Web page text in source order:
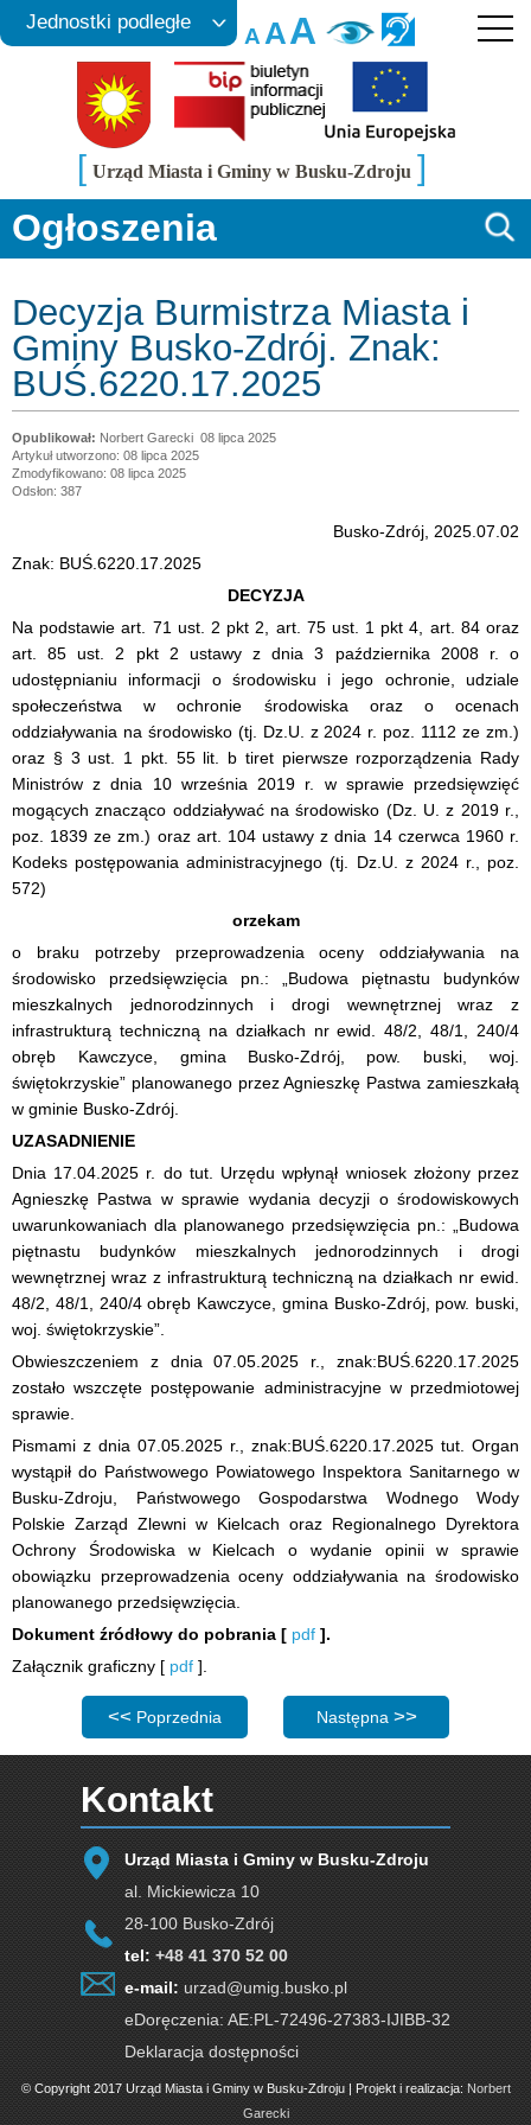
AAA
Jednostki podległe
[ Urząd Miasta i Gminy w Busku-Zdroju ]
Ogłoszenia
Decyzja Burmistrza Miasta i
Gminy Busko-Zdrój. Znak:
BUŚ.6220.17.2025
Norbert Garecki 08 lipca 2025
Artykuł utworzono: 08 lipca 2025
Zmodyfikowano: 08 lipca 2025
Odsłon: 387
Busko-Zdrój, 2025.07.02
Znak: BUŚ.6220.17.2025
DECYZJA
Na podstawie art. 71 ust. 2 pkt 2, art. 75 ust. 1 pkt 4, art. 84 oraz
art. 85 ust. 2 pkt 2 ustawy z dnia 3 października 2008 r. o
udostępnianiu informacji o środowisku i jego ochronie, udziale
społeczeństwa w ochronie środowiska oraz o ocenach
oddziaływania na środowisko (tj. Dz.U. z 2024 r. poz. 1112 ze zm.)
oraz § 3 ust. 1 pkt. 55 lit. b tiret pierwsze rozporządzenia Rady
Ministrów z dnia 10 września 2019 r. w sprawie przedsięwzięć
mogących znacząco oddziaływać na środowisko (Dz. U. z 2019 r.,
poz. 1839 ze zm.) oraz art. 104 ustawy z dnia 14 czerwca 1960 r.
Kodeks postępowania administracyjnego (tj. Dz.U. z 2024 r., poz.
572)
orzekam
o braku potrzeby przeprowadzenia oceny oddziaływania na
środowisko przedsięwzięcia pn.: „Budowa piętnastu budynków
mieszkalnych jednorodzinnych i drogi wewnętrznej wraz z
infrastrukturą techniczną na działkach nr ewid. 48/2, 48/1, 240/4
obręb Kawczyce, gmina Busko-Zdrój, pow. buski, woj.
świętokrzyskie” planowanego przez Agnieszkę Pastwa zamieszkałą
w gminie Busko-Zdrój.
UZASADNIENIE
Dnia 17.04.2025 r. do tut. Urzędu wpłynął wniosek złożony przez
Agnieszkę Pastwa w sprawie wydania decyzji o środowiskowych
uwarunkowaniach dla planowanego przedsięwzięcia pn.: „Budowa
piętnastu budynków mieszkalnych jednorodzinnych i drogi
wewnętrznej wraz z infrastrukturą techniczną na działkach nr ewid.
48/2, 48/1, 240/4 obręb Kawczyce, gmina Busko-Zdrój, pow. buski,
woj. świętokrzyskie”.
Obwieszczeniem z dnia 07.05.2025 r., znak:BUŚ.6220.17.2025
zostało wszczęte postępowanie administracyjne w przedmiotowej
sprawie.
Pismami z dnia 07.05.2025 r., znak:BUŚ.6220.17.2025 tut. Organ
wystąpił do Państwowego Powiatowego Inspektora Sanitarnego w
Busku-Zdroju, Państwowego Gospodarstwa Wodnego Wody
Polskie Zarząd Zlewni w Kielcach oraz Regionalnego Dyrektora
Ochrony Środowiska w Kielcach o wydanie opinii w sprawie
obowiązku przeprowadzenia oceny oddziaływania na środowisko
planowanego przedsięwzięcia.
Dokument źródłowy do pobrania [ pdf ].
Załącznik graficzny [ pdf ].
Poprzednia strona: Zaproszenie do składania ofert na
Poprzednia Następna strona:
Następna
Kontakt
Urząd Miasta i Gminy w Busku-Zdroju
al. Mickiewicza 10
28-100 Busko-Zdrój
tel: +48 41 370 52 00
e-mail: urzad@umig.busko.pl
eDoręczenia: AE:PL-72496-27383-IJIBB-32
Deklaracja dostępności
© Copyright 2017 Urząd Miasta i Gminy w Busku-Zdroju | Projekt i realizacja: Norbert
Garecki